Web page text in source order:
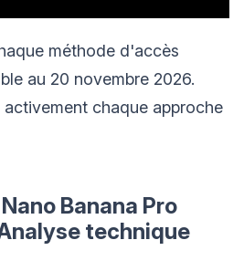
méthode d'accès
au 20 novembre 2026.
activement chaque approche
Banana Pro
technique